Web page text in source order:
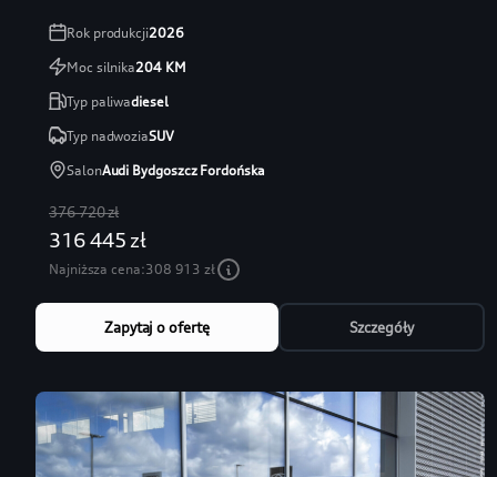
Rok produkcji2026
Moc silnika204KM
Typ paliwadiesel
Typ nadwoziaSUV
SalonAudi Bydgoszcz Fordońska
376 720 zł
316 445 zł
Najniższa cena:308 913 zł
Zapytaj o ofertę Szczegóły